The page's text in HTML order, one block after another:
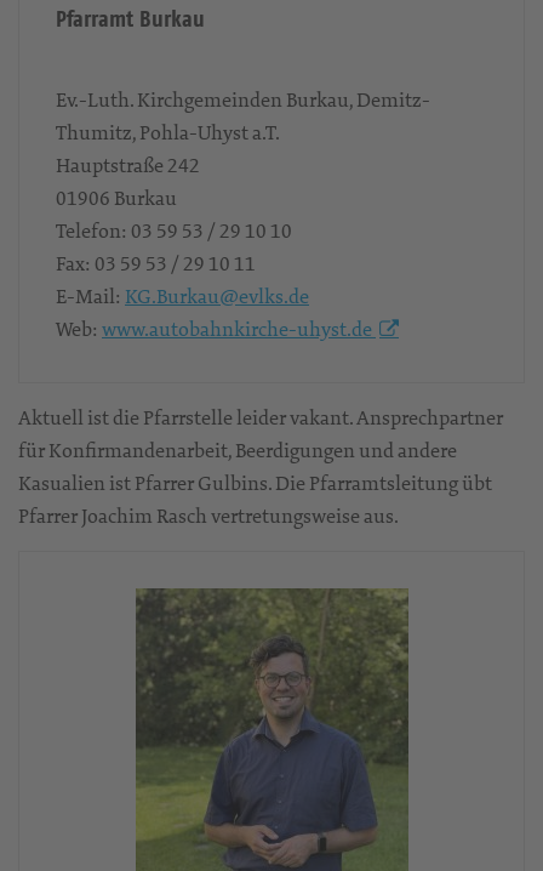
Pfarramt Burkau
Ev.-Luth. Kirchgemeinden Burkau, Demitz-
Thumitz, Pohla-Uhyst a.T.
Hauptstraße 242
01906 Burkau
Telefon: 03 59 53 / 29 10 10
Fax: 03 59 53 / 29 10 11
E-Mail: KG.Burkau@evlks.de
Web: www.autobahnkirche-uhyst.de
Aktuell ist die Pfarrstelle leider vakant. Ansprechpartner
für Konfirmandenarbeit, Beerdigungen und andere
Kasualien ist Pfarrer Gulbins. Die Pfarramtsleitung übt
Pfarrer Joachim Rasch vertretungsweise aus.